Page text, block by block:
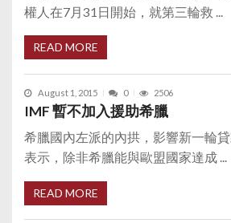
權人在7月31日開始，就第三輪救 ...
READ MORE
August 1, 2015 0 2506
IMF 暫不加入援助希臘
希臘國內左派的內拱，影響新一輪
表示，除非希臘能與歐盟國家達成 ...
READ MORE